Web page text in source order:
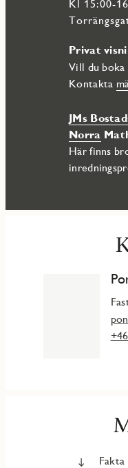
Kl 15:00-
Privat
Vill du boka
Kontakta
JMs
Norra
Här finns